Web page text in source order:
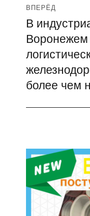
ВПЕРЁД
Следующая
запись:
В
более чем